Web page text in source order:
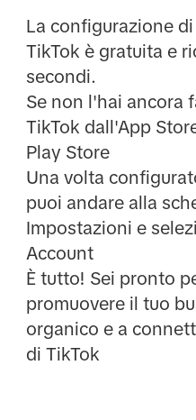
La configurazione
TikTok è gratuita e
secondi.
Se non l'hai ancora
TikTok dall'App
Play Store
Una volta
puoi andare alla
Impostazioni e
Account
È tutto! Sei pronto
promuovere il tuo
organico e a
di TikTok